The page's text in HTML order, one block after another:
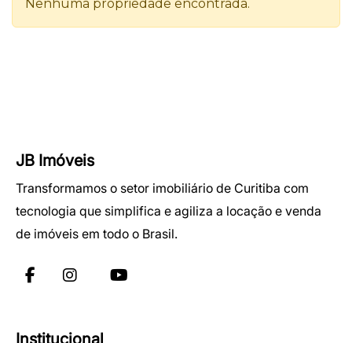
JB Imóveis
Transformamos o setor imobiliário de Curitiba com
tecnologia que simplifica e agiliza a locação e venda
de imóveis em todo o Brasil.
Institucional